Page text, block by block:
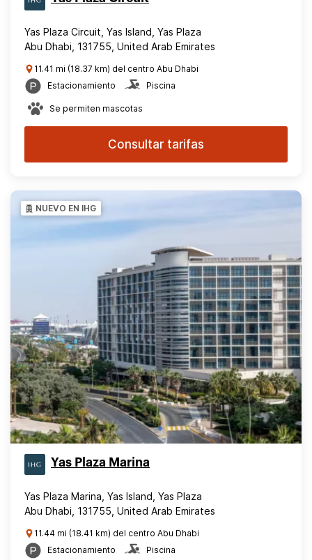
Yas Plaza Circuit, Yas Island, Yas Plaza
Abu Dhabi, 131755, United Arab Emirates
11.41 mi (18.37 km) del centro Abu Dhabi
Estacionamiento
Piscina
Se permiten mascotas
Consultar tarifas
NUEVO EN IHG
Yas Plaza Marina
Yas Plaza Marina, Yas Island, Yas Plaza
Abu Dhabi, 131755, United Arab Emirates
11.44 mi (18.41 km) del centro Abu Dhabi
Estacionamiento
Piscina